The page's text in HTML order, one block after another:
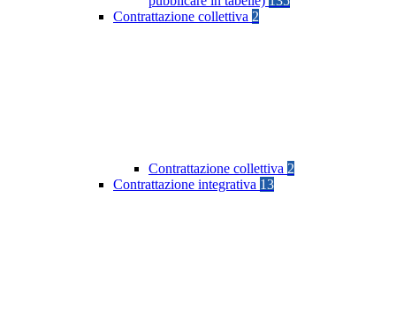
Contrattazione collettiva 2
Contrattazione collettiva 2
Contrattazione integrativa 13